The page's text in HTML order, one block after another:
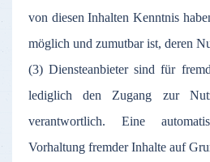
von diesen Inhalten Kenntnis
möglich und zumutbar ist, deren
(3) Diensteanbieter sind für
lediglich den Zugang zur
verantwortlich. Eine
Vorhaltung fremder Inhalte auf